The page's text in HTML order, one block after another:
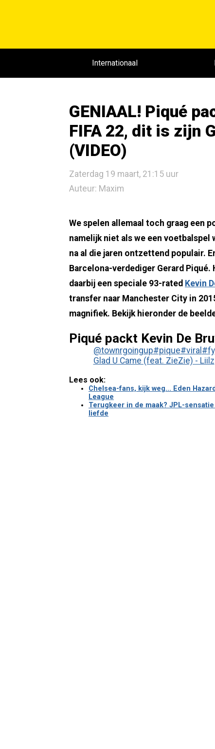
Internationaal
GENIAAL! Piqué
FIFA 22, dit is zijn
(VIDEO)
Zaterdag 19 maart, 21:15 uur
Auteur: Maxim
We spelen allemaal toch graag een
namelijk niet als we een voetbalspel
na al die jaren ontzettend populair.
Barcelona-verdediger Gerard
daarbij een speciale 93-rated Kevin
transfer naar Manchester City in
magnifiek. Bekijk hieronder de
Piqué packt Kevin De
@townrgoingup#pique#viral
Glad U Came (feat. ZieZie) - Liilz
Lees ook:
Chelsea-fans, kijk weg... Eden
League
Terugkeer in de maak? JPL-
liefde